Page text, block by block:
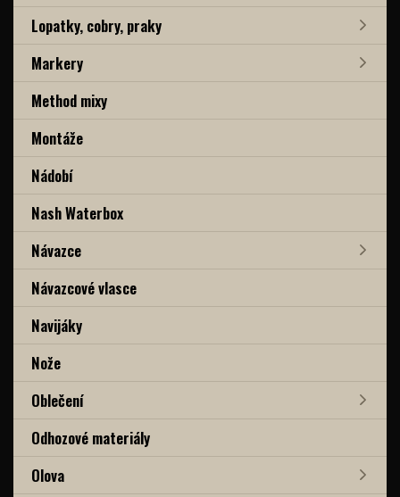
Lopatky, cobry, praky
Markery
Method mixy
Montáže
Nádobí
Nash Waterbox
Návazce
Návazcové vlasce
Navijáky
Nože
Oblečení
Odhozové materiály
Olova